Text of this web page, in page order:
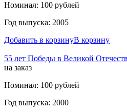
Номинал: 100 рублей
Год выпуска: 2005
Добавить в корзинуВ корзину
55 лет Победы в Великой
на заказ
Номинал: 100 рублей
Год выпуска: 2000